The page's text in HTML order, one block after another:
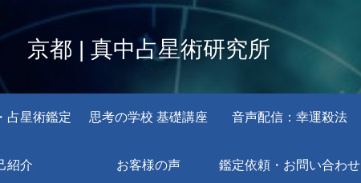
京都 | 真中占星術研究所
占星術鑑定 思考の学校 基礎講座 音声配信：幸運殺法
紹介 お客様の声 鑑定依頼・お問い合わせ